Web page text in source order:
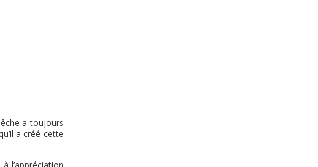
a toujours
a créé cette